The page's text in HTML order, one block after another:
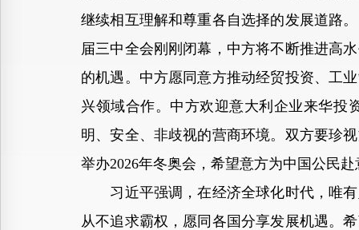
继续相互理解和尊重各自选择的发展道路
届三中全会刚刚闭幕，中方将不断推进高
的机遇。中方愿同意方推动经贸投资、工
兴领域合作。中方欢迎意大利企业来华投
明、安全、非歧视的营商环境。双方要珍
举办2026年冬奥会，希望意方为中国公民
习近平强调，在经济全球化时代，唯有
从不追求霸权，愿同各国分享发展机遇。